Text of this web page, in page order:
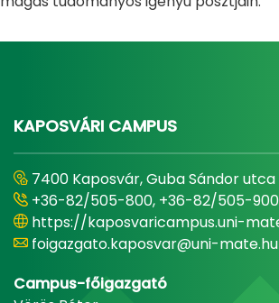
KAPOSVÁRI CAMPUS
7400 Kaposvár, Guba Sándor utca
+36-82/505-800, +36-82/505-900
https://kaposvaricampus.uni-
foigazgato.kaposvar@uni-mate.hu
Campus-főigazgató